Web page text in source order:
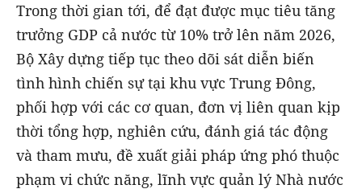
Trong thời gian tới, để đạt được mục tiêu tăng
trưởng GDP cả nước từ 10% trở lên năm 2026,
Bộ Xây dựng tiếp tục theo dõi sát diễn biến
tình hình chiến sự tại khu vực Trung Đông,
phối hợp với các cơ quan, đơn vị liên quan kịp
thời tổng hợp, nghiên cứu, đánh giá tác động
và tham mưu, đề xuất giải pháp ứng phó thuộc
phạm vi chức năng, lĩnh vực quản lý Nhà nước